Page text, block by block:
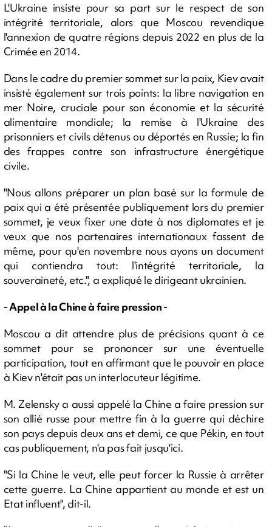
L'Ukraine insiste pour sa part sur le respect de son
intégrité territoriale, alors que Moscou revendique
l'annexion de quatre régions depuis 2022 en plus de la
Crimée en 2014.
Dans le cadre du premier sommet sur la paix, Kiev avait
insisté également sur trois points: la libre navigation en
mer Noire, cruciale pour son économie et la sécurité
alimentaire mondiale; la remise à l'Ukraine des
prisonniers et civils détenus ou déportés en Russie; la fin
des frappes contre son infrastructure énergétique
civile.
"Nous allons préparer un plan basé sur la formule de
paix qui a été présentée publiquement lors du premier
sommet, je veux fixer une date à nos diplomates et je
veux que nos partenaires internationaux fassent de
même, pour qu'en novembre nous ayons un document
qui contiendra tout: l'intégrité territoriale, la
souveraineté, etc.", a expliqué le dirigeant ukrainien.
- Appel à la Chine à faire pression -
Moscou a dit attendre plus de précisions quant à ce
sommet pour se prononcer sur une éventuelle
participation, tout en affirmant que le pouvoir en place
à Kiev n'était pas un interlocuteur légitime.
M. Zelensky a aussi appelé la Chine a faire pression sur
son allié russe pour mettre fin à la guerre qui déchire
son pays depuis deux ans et demi, ce que Pékin, en tout
cas publiquement, n'a pas fait jusqu'ici.
"Si la Chine le veut, elle peut forcer la Russie à arrêter
cette guerre. La Chine appartient au monde et est un
Etat influent", dit-il.